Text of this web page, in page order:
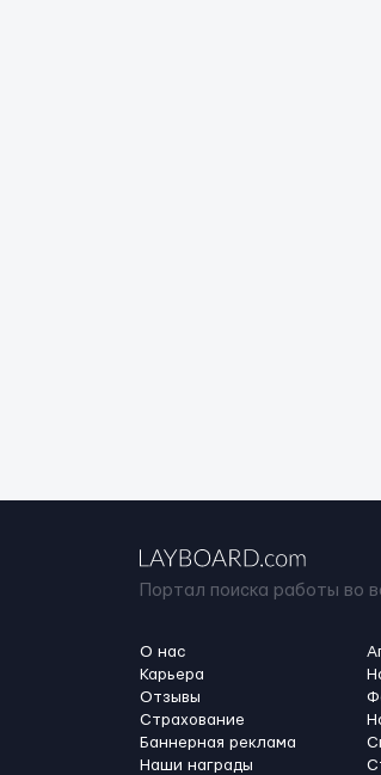
Портал поиска работы во
О нас
Карьера
Отзывы
Страхование
Баннерная реклама
Наши награды